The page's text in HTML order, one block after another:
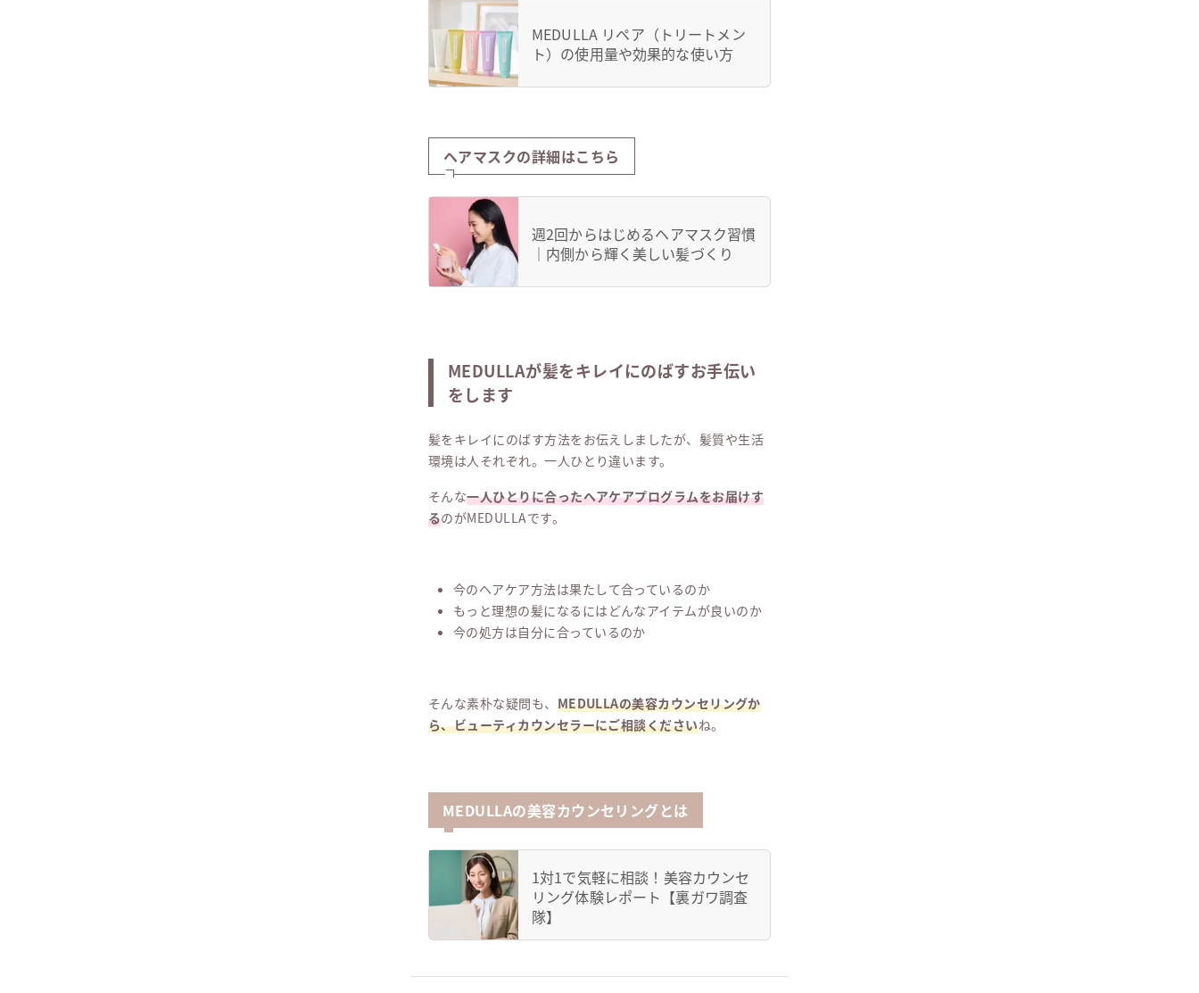
MEDULLA リペア（トリートメン
ト）の使用量や効果的な使い方
ヘアマスクの詳細はこちら
週2回からはじめるヘアマスク習慣
｜内側から輝く美しい髪づくり
MEDULLAが髪をキレイにのばすお手伝い
をします
髪をキレイにのばす方法をお伝えしましたが、髪質や生活
環境は人それぞれ。一人ひとり違います。
そんな一人ひとりに合ったヘアケアプログラムをお届けす
るのがMEDULLAです。
今のヘアケア方法は果たして合っているのか
もっと理想の髪になるにはどんなアイテムが良いのか
今の処方は自分に合っているのか
そんな素朴な疑問も、 MEDULLAの美容カウンセリングか
ら、ビューティカウンセラーにご相談くださいね。
MEDULLAの美容カウンセリングとは
1対1で気軽に相談！美容カウンセ
リング体験レポート【裏ガワ調査
隊】